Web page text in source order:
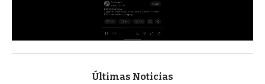
s
Últimas Noticias